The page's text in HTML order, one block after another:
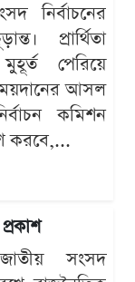
নির্বাচনের
প্রার্থিতা
পেরিয়ে
ময়দানের আসল
কমিশন
করবে,...
সংসদ